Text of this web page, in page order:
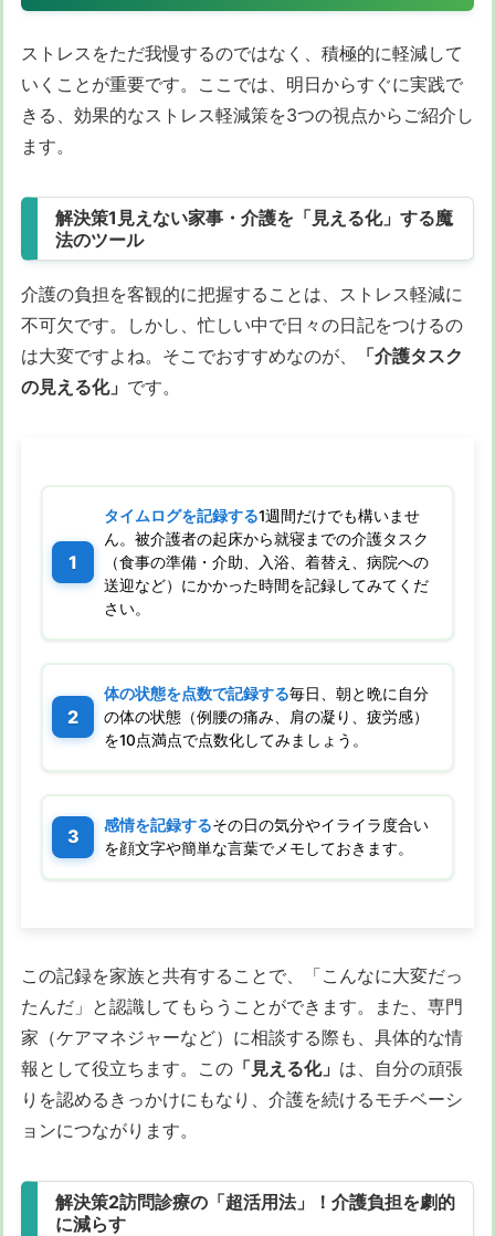
ストレスをただ我慢するのではなく、積極的に軽減して
いくことが重要です。ここでは、明日からすぐに実践で
きる、効果的なストレス軽減策を3つの視点からご紹介し
ます。
解決策1見えない家事・介護を「見える化」する魔
法のツール
介護の負担を客観的に把握することは、ストレス軽減に
不可欠です。しかし、忙しい中で日々の日記をつけるの
は大変ですよね。そこでおすすめなのが、
「介護タスク
の見える化」 です。
タイムログを記録する1週間だけでも構いませ
ん。被介護者の起床から就寝までの介護タスク
（食事の準備・介助、入浴、着替え、病院への
送迎など）にかかった時間を記録してみてくだ
さい。
体の状態を点数で記録する毎日、朝と晩に自分
の体の状態（例腰の痛み、肩の凝り、疲労感）
を10点満点で点数化してみましょう。
感情を記録するその日の気分やイライラ度合い
を顔文字や簡単な言葉でメモしておきます。
この記録を家族と共有することで、「こんなに大変だっ
たんだ」と認識してもらうことができます。また、専門
家（ケアマネジャーなど）に相談する際も、具体的な情
報として役立ちます。この 「見える化」 は、自分の頑張
りを認めるきっかけにもなり、介護を続けるモチベーシ
ョンにつながります。
解決策2訪問診療の「超活用法」！介護負担を劇的
に減らす